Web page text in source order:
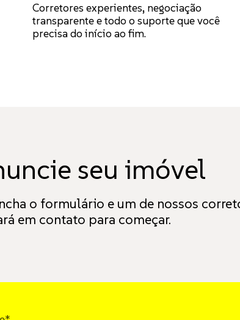
Corretores experientes, negociação
transparente e todo o suporte que você
precisa do início ao fim.
seu imóvel
o formulário e um de nossos
em contato para começar.